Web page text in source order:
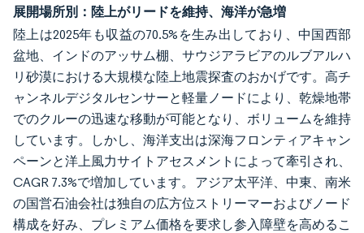
展開場所別：陸上がリードを維持、海洋が急増
陸上は2025年も収益の70.5%を生み出しており、中国西部
盆地、インドのアッサム棚、サウジアラビアのルブアルハ
リ砂漠における大規模な陸上地震探査のおかげです。高チ
ャンネルデジタルセンサーと軽量ノードにより、乾燥地帯
でのクルーの迅速な移動が可能となり、ボリュームを維持
しています。しかし、海洋支出は深海フロンティアキャン
ペーンと洋上風力サイトアセスメントによって牽引され、
CAGR 7.3%で増加しています。アジア太平洋、中東、南米
の国営石油会社は独自の広方位ストリーマーおよびノード
構成を好み、プレミアム価格を要求し参入障壁を高めるこ